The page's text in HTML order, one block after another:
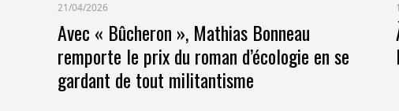
21/04/2026
Avec « Bûcheron », Mathias Bonneau
remporte le prix du roman d’écologie en se
gardant de tout militantisme